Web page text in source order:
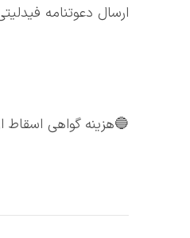
ارسال دعوتنامه
🔵هزینه گواهی